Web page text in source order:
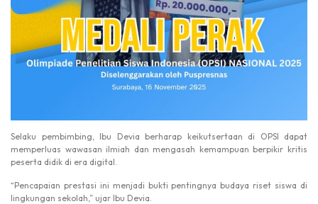
Selaku pembimbing, Ibu Devia berharap keikutsertaan di OPSI dapat
memperluas wawasan ilmiah dan mengasah kemampuan berpikir kritis
peserta didik di era digital.
“Pencapaian prestasi ini menjadi bukti pentingnya budaya riset siswa di
lingkungan sekolah,” ujar Ibu Devia.